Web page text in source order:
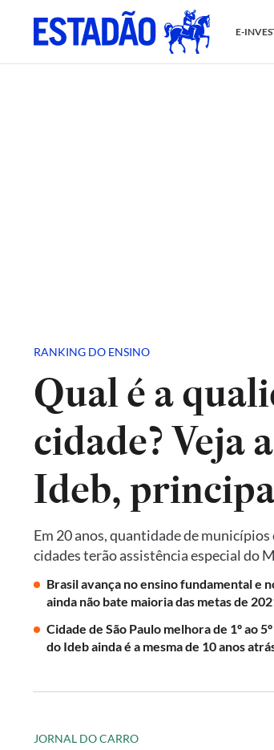
E-
RANKING DO ENSINO
Qual é a
cidade? Veja
Em 20 anos, quantidade de
cidades terão assistência especial do
Brasil avança no ensino fundamental e
ainda não bate maioria das metas de
Cidade de São Paulo melhora de 1º ao
do Ideb ainda é a mesma de 10 anos
JORNAL DO CARRO